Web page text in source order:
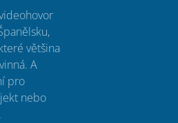
většina
A
pro
nebo